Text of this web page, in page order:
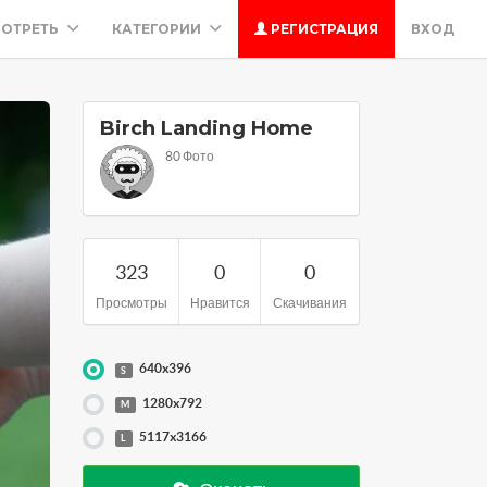
КАТЕГОРИИ РЕГИСТРАЦИЯ ВХОД
Birch Landing Home
80 Фото
323
Просмотры
0
Нравится
0
Скачивания
S 640x396
M 1280x792
L 5117x3166